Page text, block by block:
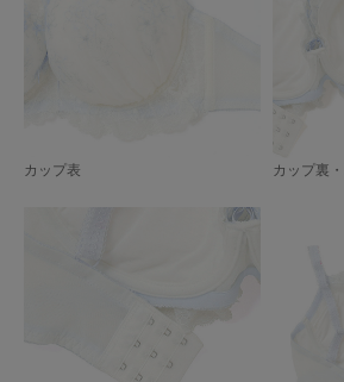
カップ表 カップ裏